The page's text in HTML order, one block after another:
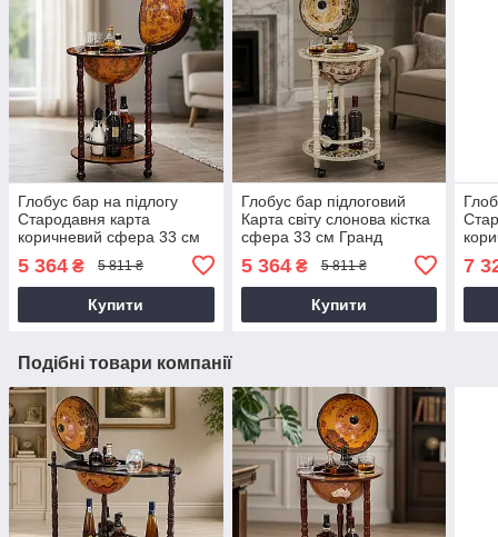
Глобус бар на підлогу
Стародавня карта
коричневий сфера 33 см
5 364 ₴ 5 811 ₴
Купити
Глобус бар підлоговий
Карта світу слонова кістка
сфера 33 см Гранд
5 364₴ 5 811 ₴
Купити
7
Подібні товари компанії